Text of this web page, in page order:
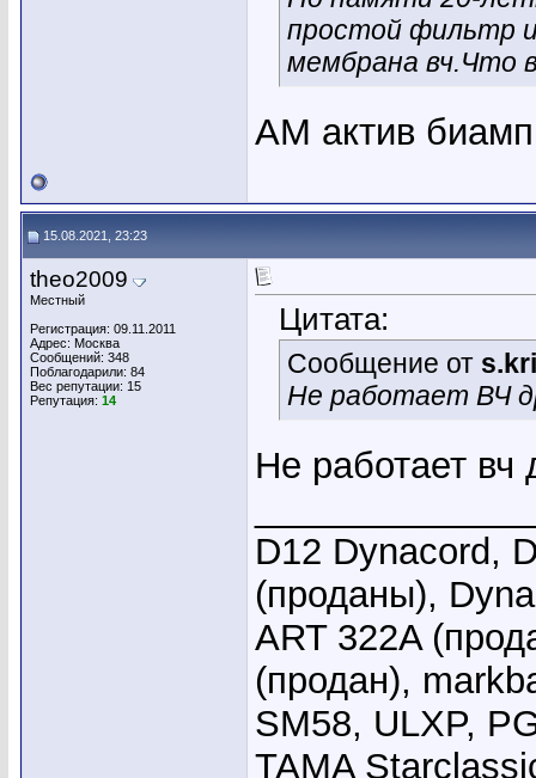
простой фильтр
мембрана вч.Что
АМ актив
15.08.2021, 23:23
theo2009
Местный
Регистрация: 09.11.2011
Адрес: Москва
Сообщений: 348
Поблагодарили: 84
Вес репутации: 15
Репутация: 14
Цитата:
Сообщение от
Не работает ВЧ
Не работает вч
D12 Dynacord,
(проданы),
ART 322A
(продан),
SM58, ULXP,
TAMA